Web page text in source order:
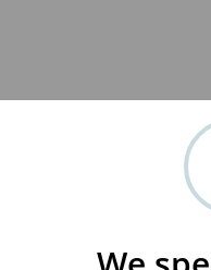
за 1 метр (!)
Copper